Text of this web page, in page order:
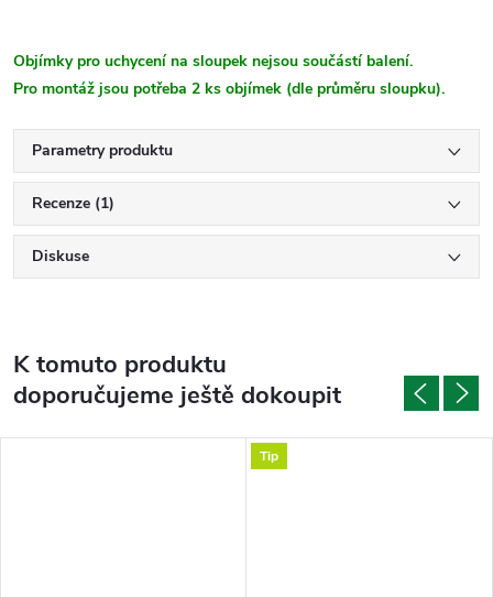
Objímky pro uchycení na sloupek nejsou součástí balení.
Pro montáž jsou potřeba 2 ks objímek (dle průměru sloupku).
Parametry produktu
Recenze (1)
Diskuse
K tomuto produktu
doporučujeme ještě dokoupit
Tip